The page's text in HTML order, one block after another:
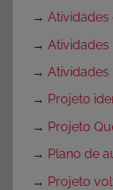
→ Atividades
→ Atividades
→ Atividades
→ Projeto
→ Projeto
→ Plano de
→ Projeto